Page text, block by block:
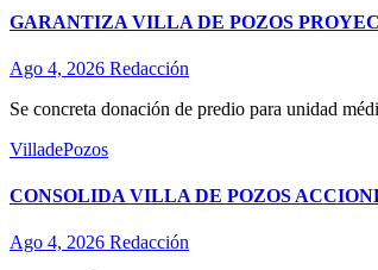
GARANTIZA VILLA DE POZOS
Ago 4, 2026 Redacción
Se concreta donación de predio para unidad
VilladePozos
CONSOLIDA VILLA DE POZOS
Ago 4, 2026 Redacción